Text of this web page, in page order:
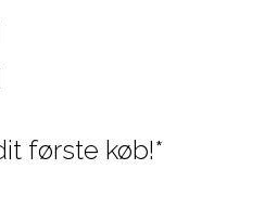
første køb!*